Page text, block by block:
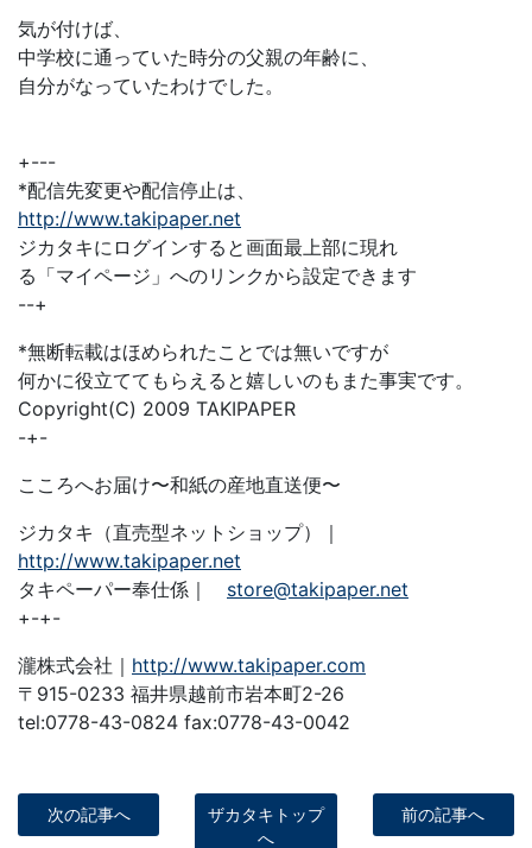
気が付けば、
中学校に通っていた時分の父親の年齢に、
自分がなっていたわけでした。
+---
*配信先変更や配信停止は、
http://www.takipaper.net
ジカタキにログインすると画面最上部に現れ
る「マイページ」へのリンクから設定できます
--+
*無断転載はほめられたことでは無いですが
何かに役立ててもらえると嬉しいのもまた事実です。
Copyright(C) 2009 TAKIPAPER
-+-
こころへお届け〜和紙の産地直送便〜
ジカタキ（直売型ネットショップ）｜
http://www.takipaper.net
タキペーパー奉仕係｜ store@takipaper.net
+-+-
瀧株式会社｜ http://www.takipaper.com
〒915-0233 福井県越前市岩本町2-26
tel:0778-43-0824 fax:0778-43-0042
次の記事へ
ザカタキトップ
へ
前の記事へ